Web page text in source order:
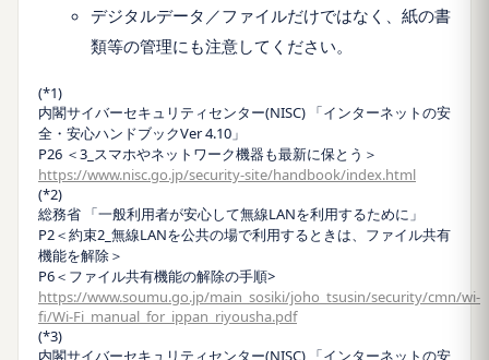
デジタルデータ／ファイルだけではなく、紙の書
類等の管理にも注意してください。
(*1)
内閣サイバーセキュリティセンター(NISC) 「インターネットの安
全・安心ハンドブックVer 4.10」
P26 ＜3_スマホやネットワーク機器も最新に保とう＞
https://www.nisc.go.jp/security-site/handbook/index.html
(*2)
総務省 「一般利用者が安心して無線LANを利用するために」
P2＜約束2_無線LANを公共の場で利用するときは、ファイル共有
機能を解除＞
P6＜ファイル共有機能の解除の手順>
https://www.soumu.go.jp/main_sosiki/joho_tsusin/security/cmn/wi-
fi/Wi-Fi_manual_for_ippan_riyousha.pdf
(*3)
内閣サイバーセキュリティセンター(NISC) 「インターネットの安